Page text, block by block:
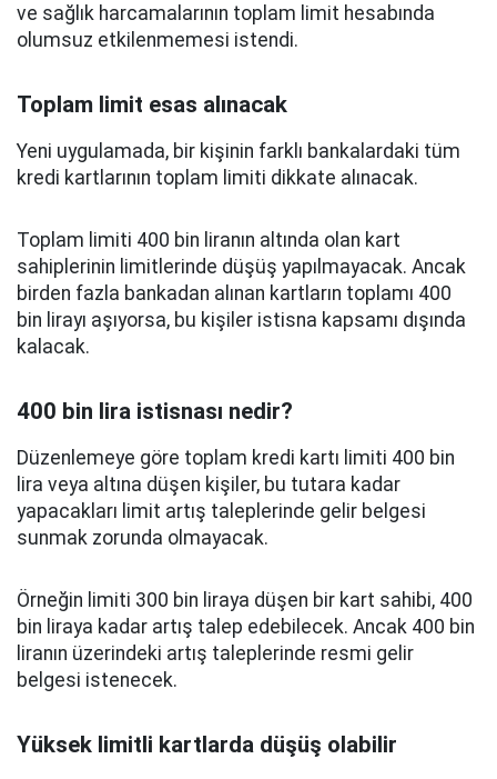
ve sağlık harcamalarının toplam limit hesabında
olumsuz etkilenmemesi istendi.
Toplam limit esas alınacak
Yeni uygulamada, bir kişinin farklı bankalardaki tüm
kredi kartlarının toplam limiti dikkate alınacak.
Toplam limiti 400 bin liranın altında olan kart
sahiplerinin limitlerinde düşüş yapılmayacak. Ancak
birden fazla bankadan alınan kartların toplamı 400
bin lirayı aşıyorsa, bu kişiler istisna kapsamı dışında
kalacak.
400 bin lira istisnası nedir?
Düzenlemeye göre toplam kredi kartı limiti 400 bin
lira veya altına düşen kişiler, bu tutara kadar
yapacakları limit artış taleplerinde gelir belgesi
sunmak zorunda olmayacak.
Örneğin limiti 300 bin liraya düşen bir kart sahibi, 400
bin liraya kadar artış talep edebilecek. Ancak 400 bin
liranın üzerindeki artış taleplerinde resmi gelir
belgesi istenecek.
Yüksek limitli kartlarda düşüş olabilir